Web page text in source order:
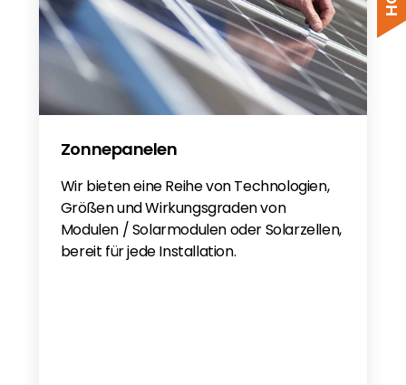
Zonnepanelen
Wir bieten eine Reihe von Technologien,
Größen und Wirkungsgraden von
Modulen / Solarmodulen oder Solarzellen,
bereit für jede Installation.